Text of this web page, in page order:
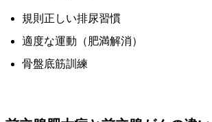
規則正しい排尿習慣
適度な運動（肥満解消）
骨盤底筋訓練